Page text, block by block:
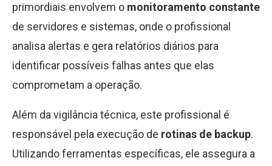
primordiais envolvem o monitoramento constante
de servidores e sistemas, onde o profissional
analisa alertas e gera relatórios diários para
identificar possíveis falhas antes que elas
comprometam a operação.
Além da vigilância técnica, este profissional é
responsável pela execução de rotinas de backup.
Utilizando ferramentas específicas, ele assegura a